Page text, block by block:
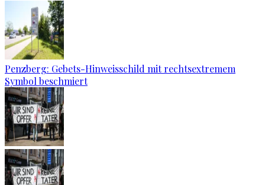
Penzberg: Gebets-Hinweisschild mit rechtsextremem
Symbol beschmiert